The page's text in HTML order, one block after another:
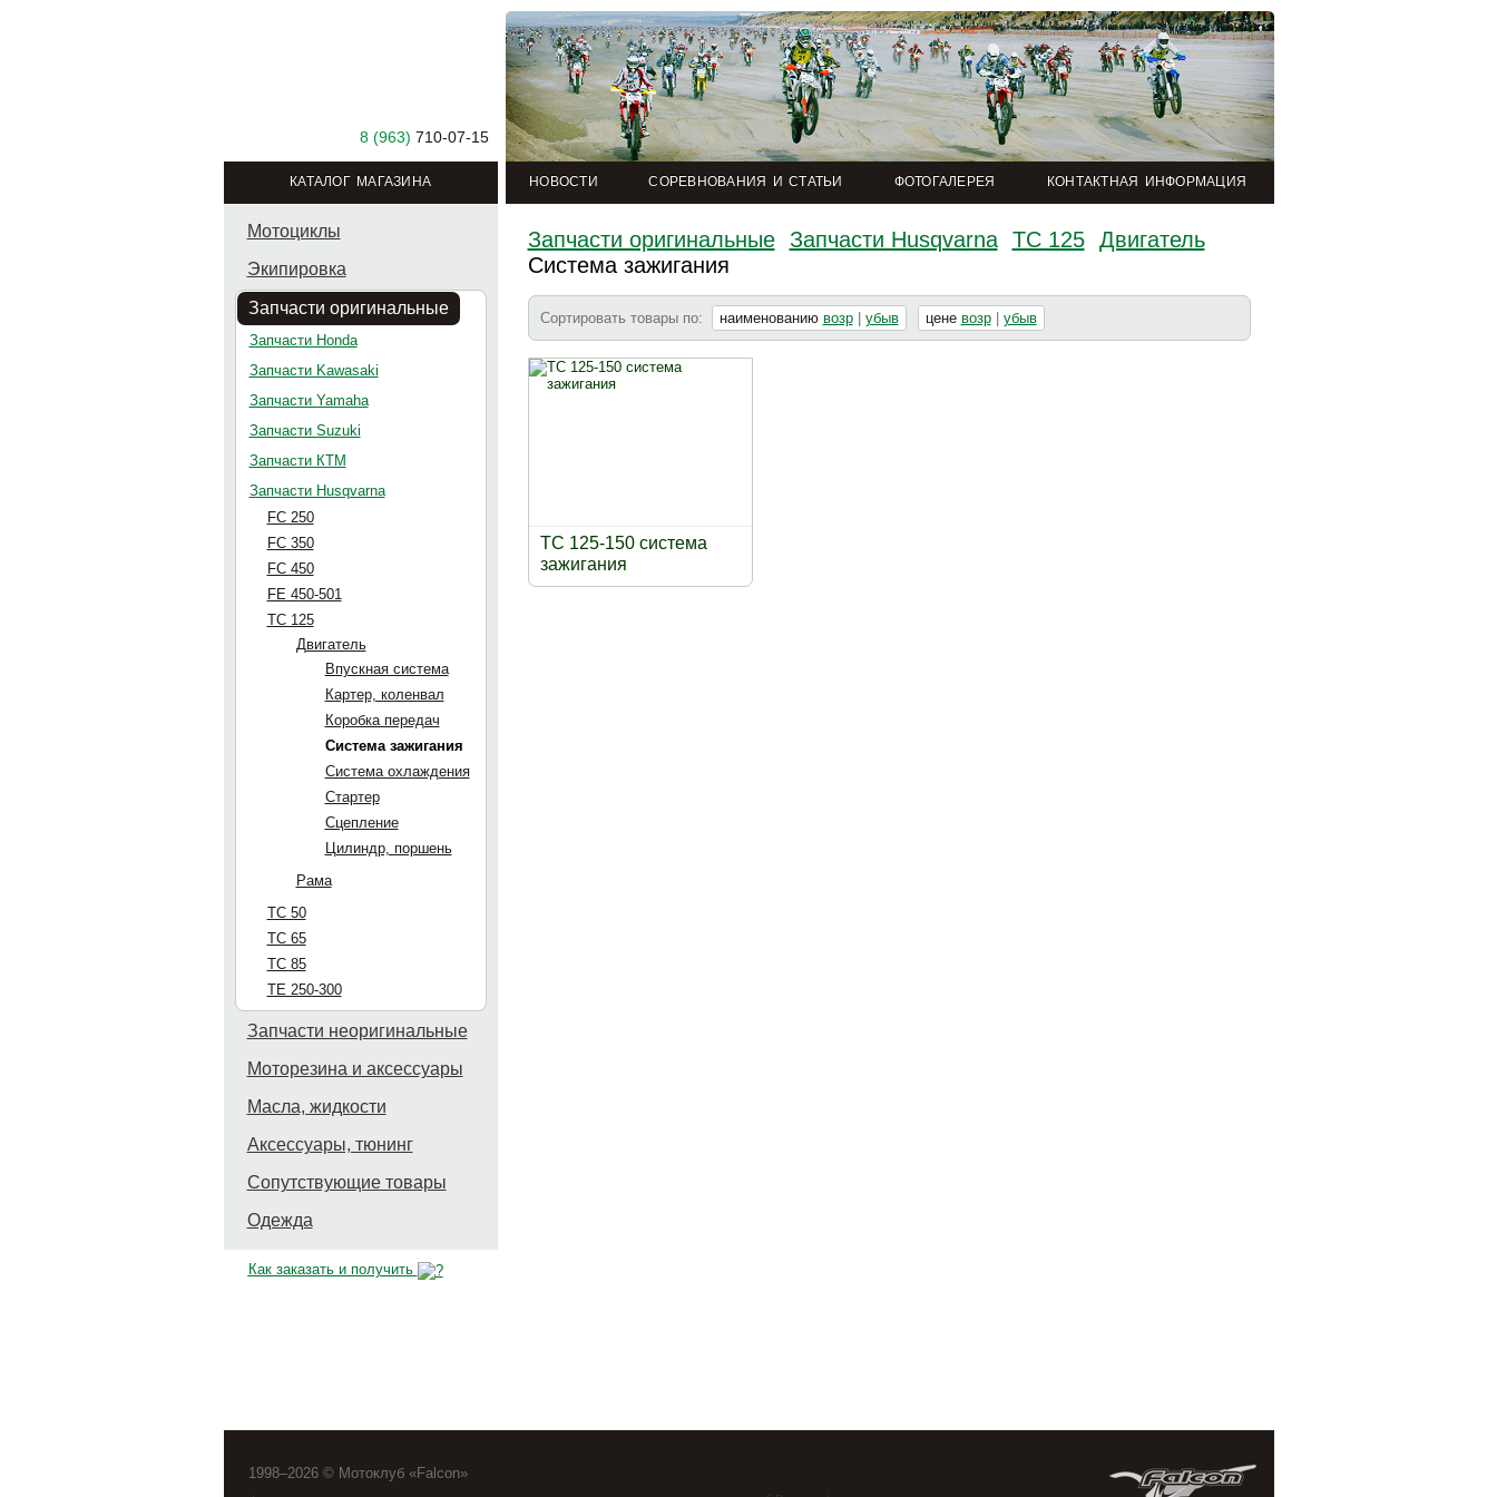
8 (963) 710-07-15
КАТАЛОГ МАГАЗИНА НОВОСТИ СОРЕВНОВАНИЯ И СТАТЬИ ФОТОГАЛЕРЕЯ КОНТАКТНАЯ ИНФОРМАЦИЯ
Мотоциклы
Экипировка
Запчасти оригинальные
Запчасти Honda
Запчасти Kawasaki
Запчасти Yamaha
Запчасти Suzuki
Запчасти КТМ
Запчасти Husqvarna
FC 250
FC 350
FC 450
FE 450-501
TC 125
Двигатель
Впускная система
Картер, коленвал
Коробка передач
Система зажигания
Система охлаждения
Стартер
Сцепление
Цилиндр, поршень
Рама
TC 50
TC 65
TC 85
TE 250-300
Запчасти неоригинальные
Моторезина и аксессуары
Масла, жидкости
Аксессуары, тюнинг
Сопутствующие товары
Одежда
Как заказать и получить
Запчасти оригинальные Запчасти Husqvarna TC 125
Двигатель
Система зажигания
Сортировать товары по: наименованию возр убыв цене возр убыв
TC 125-150 система
зажигания
1998–2026 © Мотоклуб «Falcon»